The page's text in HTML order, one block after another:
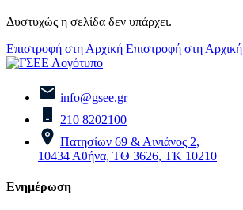
Δυστυχώς η σελίδα δεν υπάρχει.
Επιστροφή στη Αρχική Επιστροφή στη Αρχική
info@gsee.gr
210 8202100
Πατησίων 69 & Αινιάνος 2,
10434 Αθήνα, ΤΘ 3626, ΤΚ 10210
Ενημέρωση